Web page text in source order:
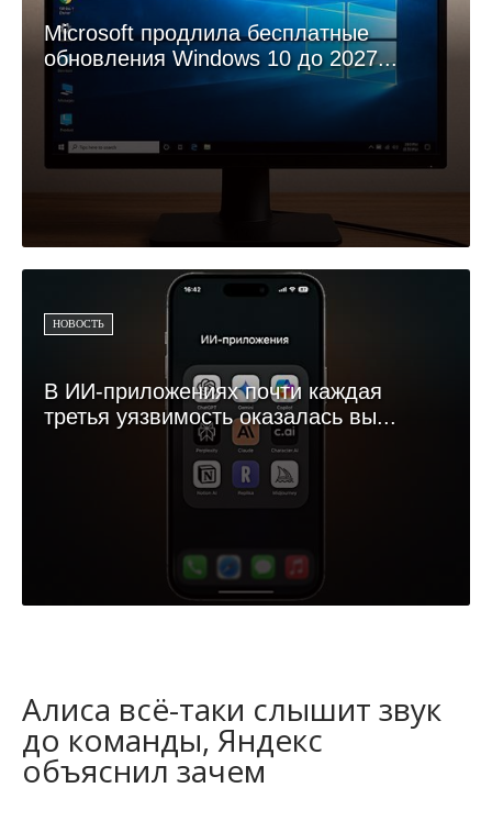
Microsoft продлила бесплатные
обновления Windows 10 до 2027...
НОВОСТЬ
В ИИ-приложениях почти каждая
третья уязвимость оказалась вы...
Алиса всё-таки слышит звук
до команды, Яндекс
объяснил зачем